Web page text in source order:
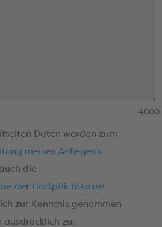
4000
Daten werden zum
meines Anliegens
die
der Haftpflichtkasse
zur Kenntnis genommen
ausdrücklich zu.